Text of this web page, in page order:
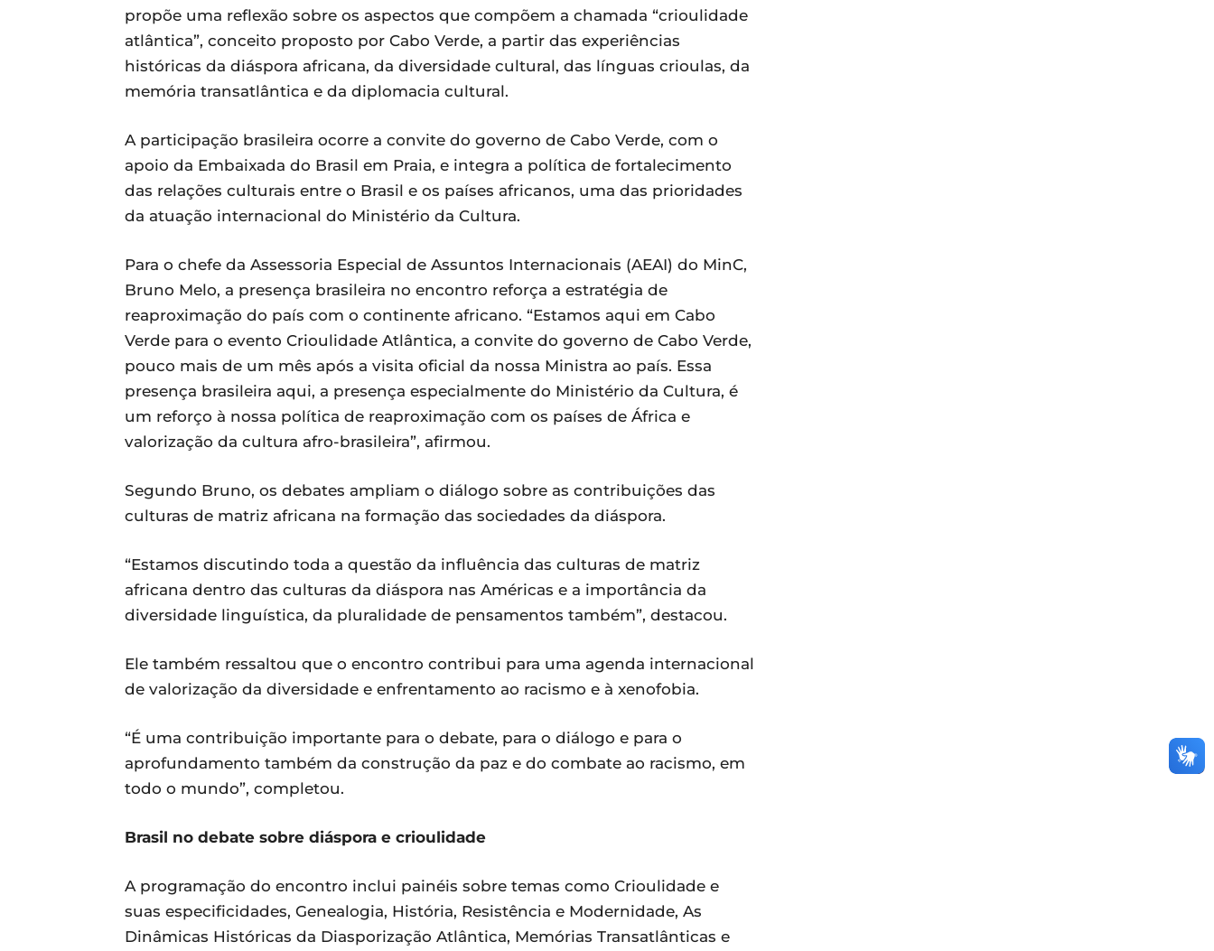
propõe uma reflexão sobre os aspectos que compõem a chamada “crioulidade
atlântica”, conceito proposto por Cabo Verde, a partir das experiências
históricas da diáspora africana, da diversidade cultural, das línguas crioulas, da
memória transatlântica e da diplomacia cultural.
A participação brasileira ocorre a convite do governo de Cabo Verde, com o
apoio da Embaixada do Brasil em Praia, e integra a política de fortalecimento
das relações culturais entre o Brasil e os países africanos, uma das prioridades
da atuação internacional do Ministério da Cultura.
Para o chefe da Assessoria Especial de Assuntos Internacionais (AEAI) do MinC,
Bruno Melo, a presença brasileira no encontro reforça a estratégia de
reaproximação do país com o continente africano. “Estamos aqui em Cabo
Verde para o evento Crioulidade Atlântica, a convite do governo de Cabo Verde,
pouco mais de um mês após a visita oficial da nossa Ministra ao país. Essa
presença brasileira aqui, a presença especialmente do Ministério da Cultura, é
um reforço à nossa política de reaproximação com os países de África e
valorização da cultura afro-brasileira”, afirmou.
Segundo Bruno, os debates ampliam o diálogo sobre as contribuições das
culturas de matriz africana na formação das sociedades da diáspora.
“Estamos discutindo toda a questão da influência das culturas de matriz
africana dentro das culturas da diáspora nas Américas e a importância da
diversidade linguística, da pluralidade de pensamentos também”, destacou.
Ele também ressaltou que o encontro contribui para uma agenda internacional
de valorização da diversidade e enfrentamento ao racismo e à xenofobia.
“É uma contribuição importante para o debate, para o diálogo e para o
aprofundamento também da construção da paz e do combate ao racismo, em
todo o mundo”, completou.
Brasil no debate sobre diáspora e crioulidade
A programação do encontro inclui painéis sobre temas como Crioulidade e
suas especificidades, Genealogia, História, Resistência e Modernidade, As
Dinâmicas Históricas da Diasporização Atlântica, Memórias Transatlânticas e